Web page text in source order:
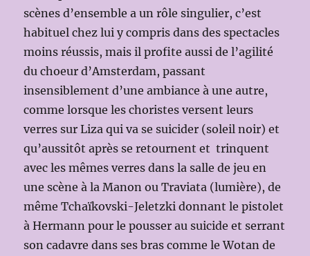
scènes d’ensemble a un rôle singulier, c’est
habituel chez lui y compris dans des spectacles
moins réussis, mais il profite aussi de l’agilité
du choeur d’Amsterdam, passant
insensiblement d’une ambiance à une autre,
comme lorsque les choristes versent leurs
verres sur Liza qui va se suicider (soleil noir) et
qu’aussitôt après se retournent et trinquent
avec les mêmes verres dans la salle de jeu en
une scène à la Manon ou Traviata (lumière), de
même Tchaïkovski-Jeletzki donnant le pistolet
à Hermann pour le pousser au suicide et serrant
son cadavre dans ses bras comme le Wotan de